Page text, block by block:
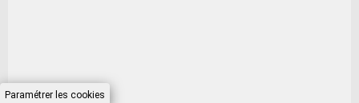
Logiciel tiers inclus
Paramétrer les cookies